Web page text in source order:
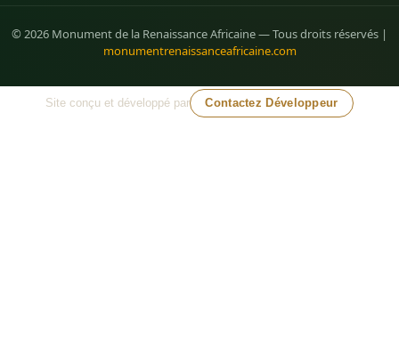
© 2026 Monument de la Renaissance Africaine — Tous droits réservés |
monumentrenaissanceafricaine.com
Site conçu et développé par Contactez Développeur